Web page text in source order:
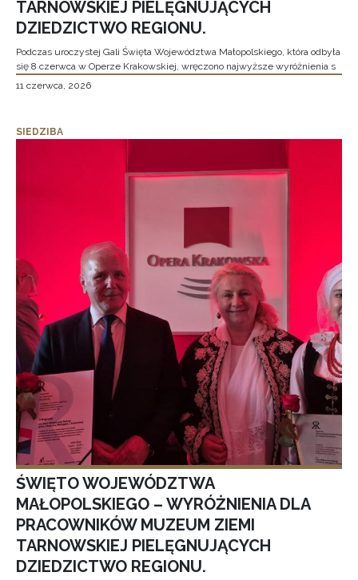
TARNOWSKIEJ PIELĘGNUJĄCYCH
DZIEDZICTWO REGIONU.
Podczas uroczystej Gali Święta Województwa Małopolskiego, która odbyła
się 8 czerwca w Operze Krakowskiej, wręczono najwyższe wyróżnienia s
11 czerwca, 2026
SIEDZIBA
ŚWIĘTO WOJEWÓDZTWA
MAŁOPOLSKIEGO – WYRÓŻNIENIA DLA
PRACOWNIKÓW MUZEUM ZIEMI
TARNOWSKIEJ PIELĘGNUJĄCYCH
DZIEDZICTWO REGIONU.